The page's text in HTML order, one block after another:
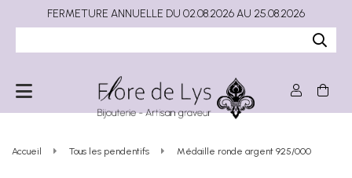
Accueil Tous les pendentifs Médaille ronde argent 925/000
FERMETURE ANNUELLE DU 02.08.2026 AU 25.08.2026